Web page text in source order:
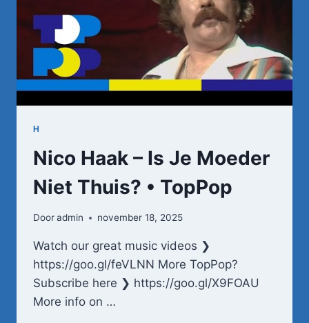
H
Nico Haak – Is Je Moeder
Niet Thuis? • TopPop
Dooradmin november 18, 2025
Watch our great music videos ❯
https://goo.gl/feVLNN More TopPop?
Subscribe here ❯ https://goo.gl/X9FOAU
More info on …